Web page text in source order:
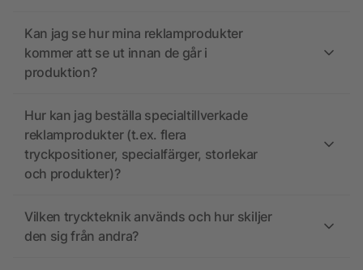
Kan jag se hur mina reklamprodukter
kommer att se ut innan de går i
produktion?
Hur kan jag beställa specialtillverkade
reklamprodukter (t.ex. flera
tryckpositioner, specialfärger, storlekar
och produkter)?
Vilken tryckteknik används och hur skiljer
den sig från andra?